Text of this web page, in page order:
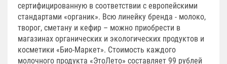
сертифицированную в соответствии с европейскими
стандартами «органик». Всю линейку бренда - молоко,
творог, сметану и кефир – можно приобрести в
магазинах органических и экологических продуктов и
косметики «Био-Маркет». Стоимость каждого
молочного продукта «ЭтоЛето» составляет 99 рублей